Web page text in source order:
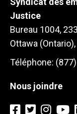
Justice
Bureau 1004,
Ottawa
Téléphone:
Nous joindre